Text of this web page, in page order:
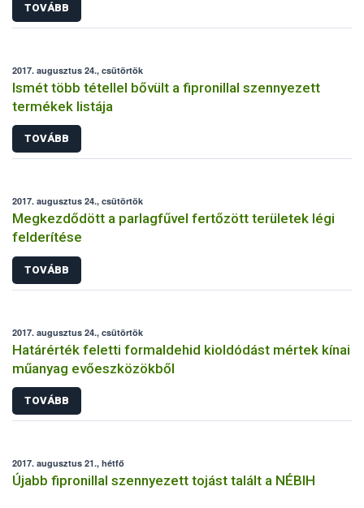
TOVÁBB
2017. augusztus 24., csütörtök
Ismét több tétellel bővült a fipronillal szennyezett
termékek listája
TOVÁBB
2017. augusztus 24., csütörtök
Megkezdődött a parlagfűvel fertőzött területek légi
felderítése
TOVÁBB
2017. augusztus 24., csütörtök
Határérték feletti formaldehid kioldódást mértek kínai
műanyag evőeszközökből
TOVÁBB
2017. augusztus 21., hétfő
Újabb fipronillal szennyezett tojást talált a NÉBIH